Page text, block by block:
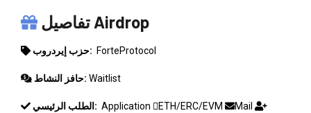
تفاصيل Airdrop
حزب إيردروب: ForteProtocol
حافز النشاط: Waitlist
الطلب الرئيسي: Application ETH/ERC/EVM
Mail